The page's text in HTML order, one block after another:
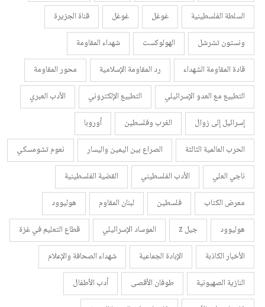
السلطة الفلسطينية
غوغل غوغل
قناة الجزيرة
ونستون تشرشل
الهولوكست
شهداء المقاومة
قادة المقاومة الشهداء
رد المقاومة الإسلامية
محور المقاومة
التطبيع مع العدو الإسرائيلي
التطبيع الإلكتروني
الأدب العبري
إسرائيل إلى زوال
الغرب وفلسطين
أوروبا
الحرب العالمية الثالثة
الصراع بين اليمين واليسار
نعوم تشومسكي
ناجي العلي
الأدب الفلسطيني
القضية الفلسطينية
معرض الكتاب
فلسطين لبنان المقاوم
هوليوود
هوليوود
جيل z الموساد الإسرائيلي
قطاع التعليم في غزة
الأخبار الكاذبة
الإبادة الجماعية
شهداء الصحافة والإعلام
النازية الصهيونية
طوفان الأقصى
أدب الأطفال